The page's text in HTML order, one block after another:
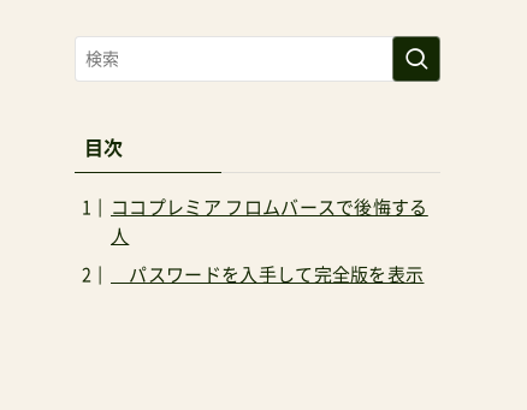
リ
ー
目次
ココプレミア フロムバースで後悔する
人
パスワードを入手して完全版を表示